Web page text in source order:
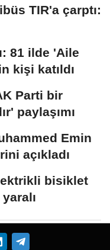
TIR'a çarptı:
81 ilde 'Aile
kişi katıldı
Parti bir
paylaşımı
Emin
açıkladı
bisiklet